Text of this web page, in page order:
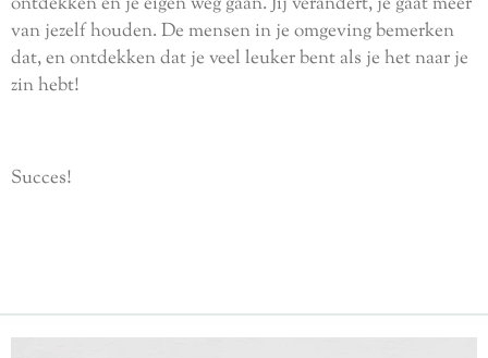
van jezelf houden. De mensen in je omgeving bemerken
dat, en ontdekken dat je veel leuker bent als je het naar je
zin hebt!
Succes!